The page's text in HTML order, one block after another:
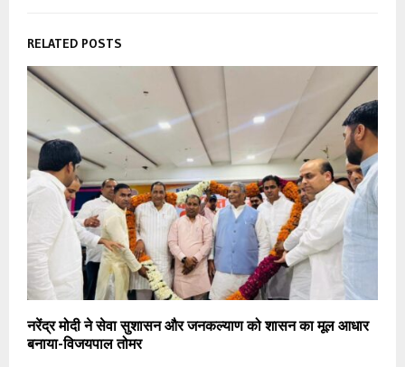
RELATED POSTS
नरेंद्र मोदी ने सेवा सुशासन और जनकल्याण को शासन का मूल आधार
बनाया-विजयपाल तोमर